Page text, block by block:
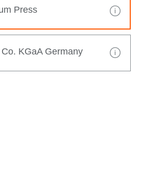
Press
KGaA Germany